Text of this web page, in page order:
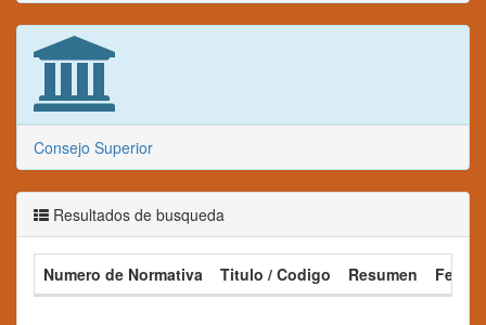
Consejo Superior
Resultados de busqueda
Numero de Normativa Titulo / Codigo Resumen Fecha